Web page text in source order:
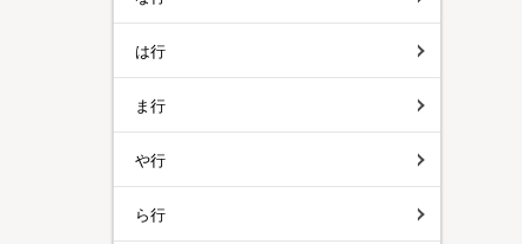
は行
ま行
や行
ら行